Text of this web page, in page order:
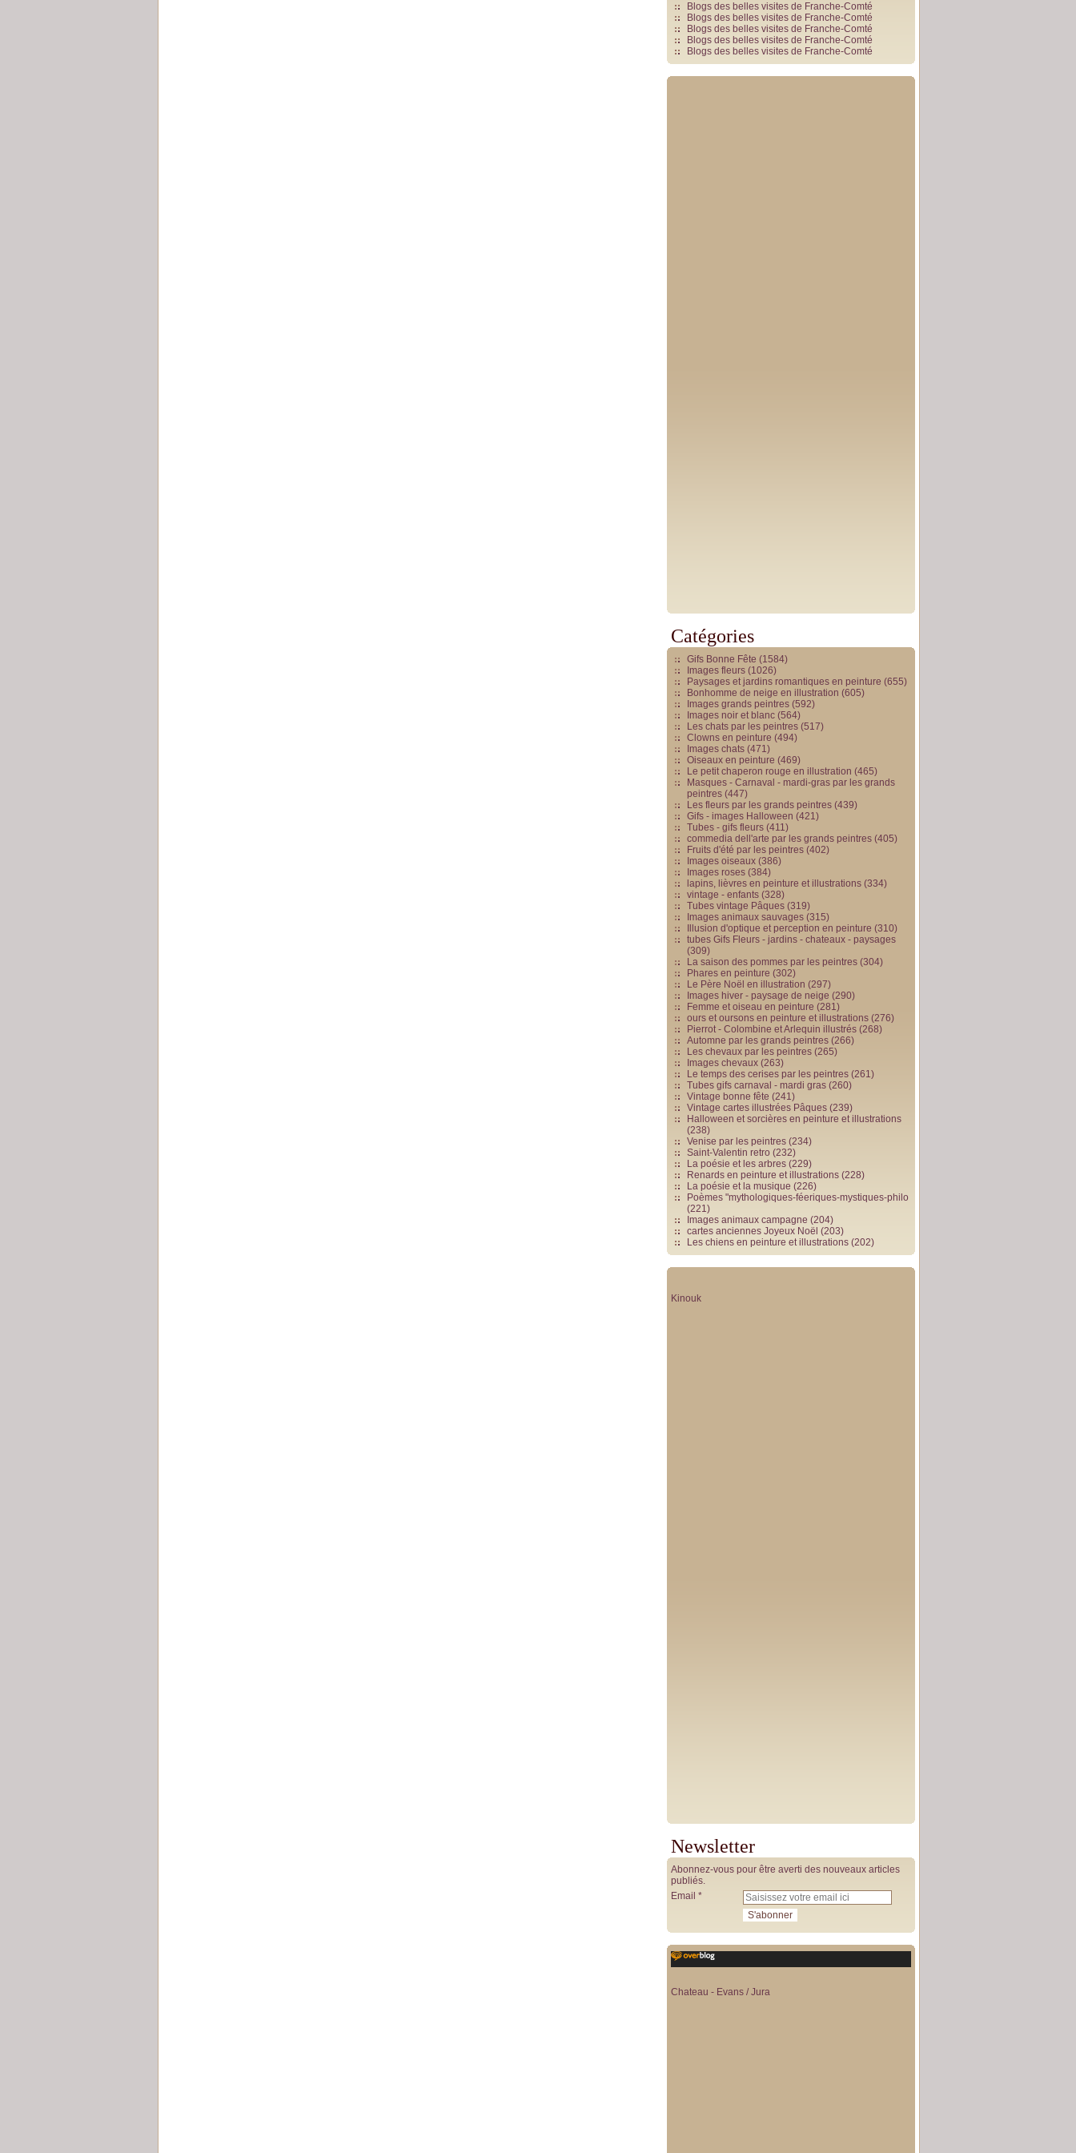
Blogs des belles visites de Franche-Comté
Blogs des belles visites de Franche-Comté
Blogs des belles visites de Franche-Comté
Blogs des belles visites de Franche-Comté
Blogs des belles visites de Franche-Comté
Catégories
Gifs Bonne Fête (1584)
Images fleurs (1026)
Paysages et jardins romantiques en peinture (655)
Bonhomme de neige en illustration (605)
Images grands peintres (592)
Images noir et blanc (564)
Les chats par les peintres (517)
Clowns en peinture (494)
Images chats (471)
Oiseaux en peinture (469)
Le petit chaperon rouge en illustration (465)
Masques - Carnaval - mardi-gras par les grands
peintres (447)
Les fleurs par les grands peintres (439)
Gifs - images Halloween (421)
Tubes - gifs fleurs (411)
commedia dell'arte par les grands peintres (405)
Fruits d'été par les peintres (402)
Images oiseaux (386)
Images roses (384)
lapins, lièvres en peinture et illustrations (334)
vintage - enfants (328)
Tubes vintage Pâques (319)
Images animaux sauvages (315)
Illusion d'optique et perception en peinture (310)
tubes Gifs Fleurs - jardins - chateaux - paysages
(309)
La saison des pommes par les peintres (304)
Phares en peinture (302)
Le Père Noël en illustration (297)
Images hiver - paysage de neige (290)
Femme et oiseau en peinture (281)
ours et oursons en peinture et illustrations (276)
Pierrot - Colombine et Arlequin illustrés (268)
Automne par les grands peintres (266)
Les chevaux par les peintres (265)
Images chevaux (263)
Le temps des cerises par les peintres (261)
Tubes gifs carnaval - mardi gras (260)
Vintage bonne fête (241)
Vintage cartes illustrées Pâques (239)
Halloween et sorcières en peinture et illustrations
(238)
Venise par les peintres (234)
Saint-Valentin retro (232)
La poésie et les arbres (229)
Renards en peinture et illustrations (228)
La poésie et la musique (226)
Poèmes "mythologiques-féeriques-mystiques-philo
(221)
Images animaux campagne (204)
cartes anciennes Joyeux Noël (203)
Les chiens en peinture et illustrations (202)
Kinouk
Newsletter
Abonnez-vous pour être averti des nouveaux articles
publiés.
Email
Chateau - Evans / Jura